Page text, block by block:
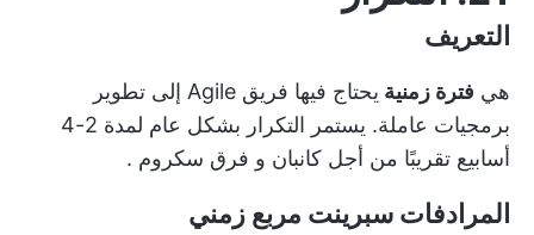
التعريف
هي فترة زمنية
يحتاج فيها فريق Agile إلى تطوير
برمجيات عاملة. يستمر التكرار بشكل عام لمدة 2-4
أسابيع تقريبًا من أجل كانبان و فرق سكروم .
المرادفات سبرينت مربع زمني